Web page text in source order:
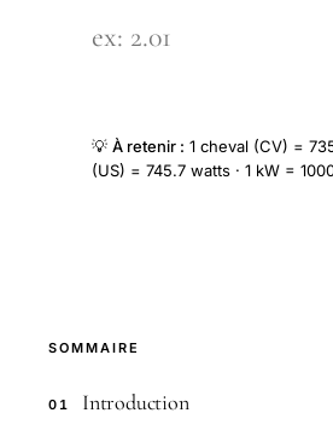
💡 À retenir : 1 cheval (CV) =
(US) = 745.7 watts · 1 kW =
SOMMAIRE
01 Introduction